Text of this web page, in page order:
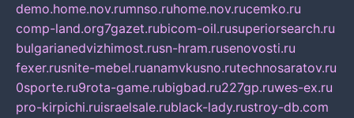
demo.home.nov.rumnso.ruhome.nov.rucemko.ru
comp-land.org7gazet.rubicom-oil.rusuperiorsearch.ru
bulgarianedvizhimost.rusn-hram.rusenovosti.ru
fexer.rusnite-mebel.ruanamvkusno.rutechnosaratov.ru
0sporte.ru9rota-game.rubigbad.ru227gp.ruwes-ex.ru
pro-kirpichi.ruisraelsale.rublack-lady.rustroy-db.com